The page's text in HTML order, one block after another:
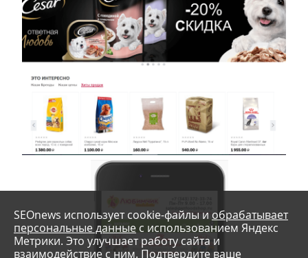
SEOnews использует cookie-файлы и обрабатывает
персональные данные с использованием Яндекс
Метрики. Это улучшает работу сайта и
взаимодействие с ним. Подтвердите ваше